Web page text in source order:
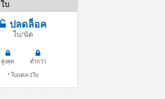
ใบ
ปลดล็อค
ใบ/นัด
สูงสุด
ต่ำกว่า
* ใบแดง=2ใบ